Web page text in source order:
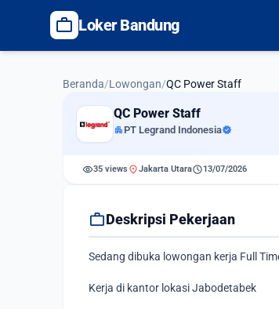
work Loker Bandung
Beranda/Lowongan/QC Power Staff
QC Power Staff
apartment PT Legrand Indonesiaverified
visibility35 viewslocation_onJakarta Utaraschedule13/07/2026
workDeskripsi Pekerjaan
Sedang dibuka lowongan kerja Full
Kerja di kantor lokasi Jabodetabek